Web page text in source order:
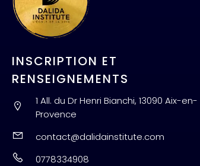
INSCRIPTION ET
RENSEIGNEMENTS
1 All. du Dr Henri Bianchi, 13090 Aix-en-
Provence
contact@dalidainstitute.com
0778334908